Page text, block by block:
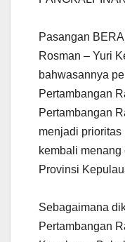
Pasangan
Rosman – Yuri
bahwasannya
Pertambangan
Pertambangan
menjadi
kembali
Provinsi
Sebagaimana
Pertambangan